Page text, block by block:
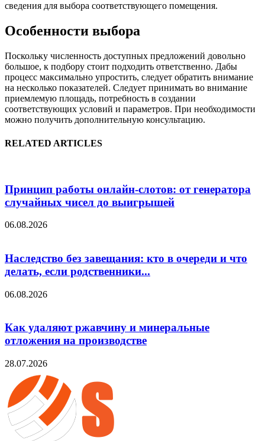
сведения для выбора соответствующего помещения.
Особенности выбора
Поскольку численность доступных предложений довольно
большое, к подбору стоит подходить ответственно. Дабы
процесс максимально упростить, следует обратить внимание
на несколько показателей. Следует принимать во внимание
приемлемую площадь, потребность в создании
соответствующих условий и параметров. При необходимости
можно получить дополнительную консультацию.
RELATED ARTICLES
Принцип работы онлайн-слотов: от генератора
случайных чисел до выигрышей
06.08.2026
Наследство без завещания: кто в очереди и что
делать, если родственники...
06.08.2026
Как удаляют ржавчину и минеральные
отложения на производстве
28.07.2026